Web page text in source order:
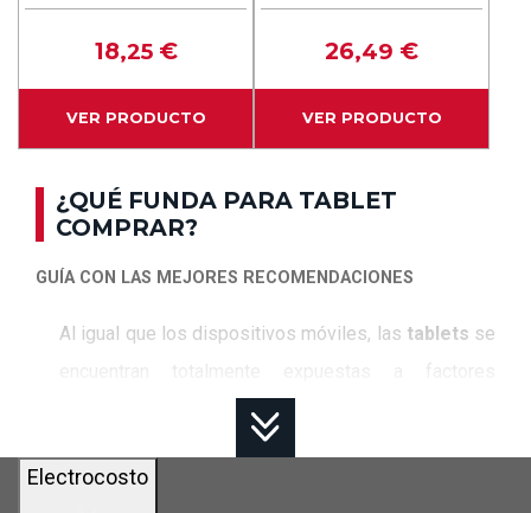
10.1''
18,25 €
VER PRODUCTO
Tablet 9.6'' A 11''
26,49 €
VER PRODUCTO
¿QUÉ FUNDA PARA TABLET
COMPRAR?
GUÍA CON LAS MEJORES RECOMENDACIONES
Al igual que los dispositivos móviles, las tablets se
encuentran totalmente expuestas a factores
externos como el polvo o la humedad, que pueden
deteriorar fácilmente su rendimiento. Es por ello por
lo que las
Electrocosto